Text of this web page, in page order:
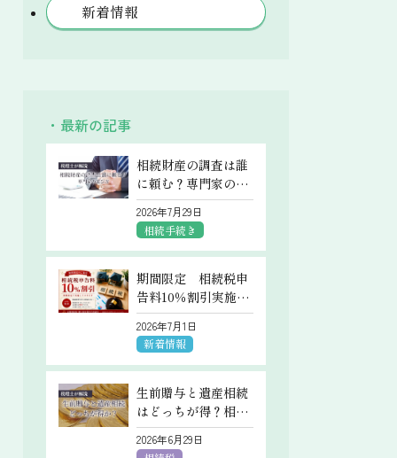
新着情報
・最新の記事
相続財産の調査は誰
に頼む？専門家の選
び方や具体的なケー
スもわかりやすく解
説
2026年7月29日
相続手続き
期間限定 相続税申
告料10％割引実施中
です
2026年7月1日
新着情報
生前贈与と遺産相続
はどっちが得？相続
税の対象になるケー
スや非課税で生前贈
2026年6月29日